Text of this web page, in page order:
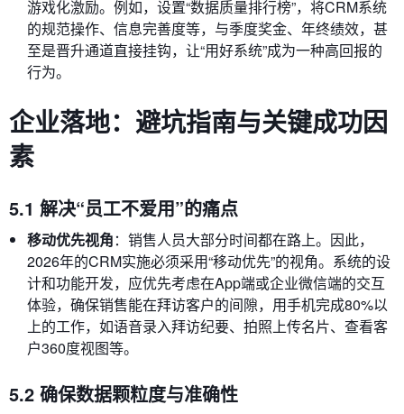
游戏化激励。例如，设置“数据质量排行榜”，将CRM系统
的规范操作、信息完善度等，与季度奖金、年终绩效，甚
至是晋升通道直接挂钩，让“用好系统”成为一种高回报的
行为。
企业落地：避坑指南与关键成功因
素
5.1 解决“员工不爱用”的痛点
移动优先视角：销售人员大部分时间都在路上。因此，
2026年的CRM实施必须采用“移动优先”的视角。系统的设
计和功能开发，应优先考虑在App端或企业微信端的交互
体验，确保销售能在拜访客户的间隙，用手机完成80%以
上的工作，如语音录入拜访纪要、拍照上传名片、查看客
户360度视图等。
5.2 确保数据颗粒度与准确性